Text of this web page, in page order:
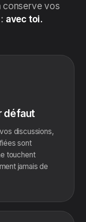
conserve vos
avec toi.
défaut
discussions,
sont
touchent
jamais de